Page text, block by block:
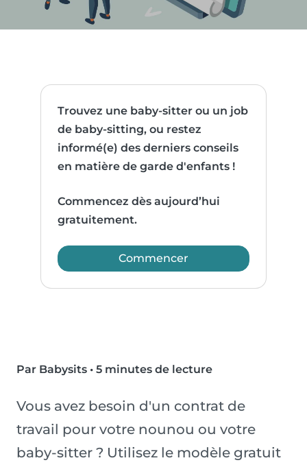
Trouvez une baby-sitter ou un job
de baby-sitting, ou restez
informé(e) des derniers conseils
en matière de garde d'enfants !
Commencez dès aujourd’hui
gratuitement.
Commencer
Par Babysits • 5 minutes de lecture
Vous avez besoin d'un contrat de
travail pour votre nounou ou votre
baby-sitter ? Utilisez le modèle gratuit